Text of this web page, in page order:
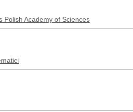
Polish Academy of Sciences